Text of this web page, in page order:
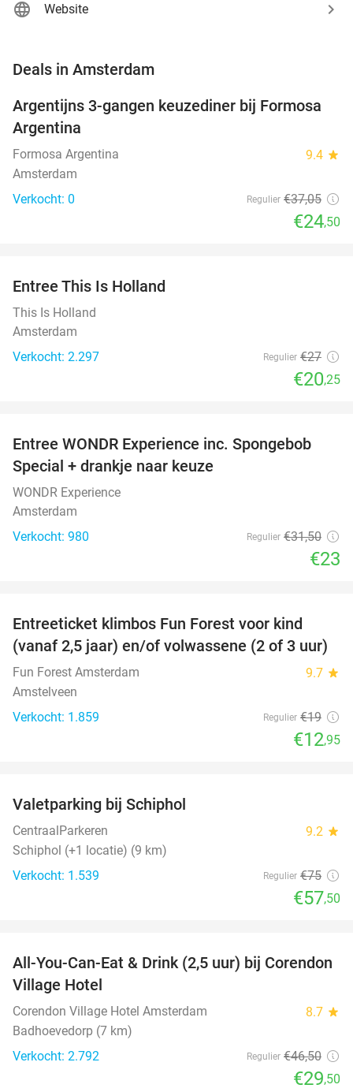
Website
Deals in Amsterdam
34%
NEW
TODAY
Argentijns 3-gangen keuzediner bij Formosa
Argentina
Formosa Argentina 9.4 star
Amsterdam
Verkocht: 0
Regulier €37,05
€24,50
Entree This Is Holland
This Is Holland
Amsterdam
Verkocht: 2.297
Regulier €27
€20,25
27%
Entree WONDR Experience inc. Spongebob
Special + drankje naar keuze
WONDR Experience
Amsterdam
Verkocht: 980
Regulier €31,50
€23
Entreeticket klimbos Fun Forest voor kind
(vanaf 2,5 jaar) en/of volwassene (2 of 3 uur)
Fun Forest Amsterdam 9.7 star
Amstelveen
Verkocht: 1.859
Regulier €19
€12,95
Valetparking bij Schiphol
CentraalParkeren 9.2 star
Schiphol (+1 locatie) (9 km)
Verkocht: 1.539
Regulier €75
€57,50
37%
All-You-Can-Eat & Drink (2,5 uur) bij Corendon
Village Hotel
Corendon Village Hotel Amsterdam 8.7 star
Badhoevedorp (7 km)
Verkocht: 2.792
Regulier €46,50
€29,50